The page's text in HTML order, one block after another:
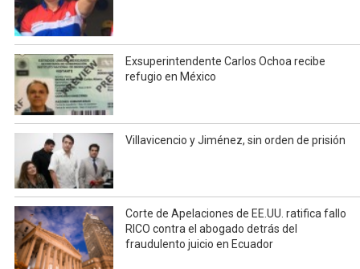
Exsuperintendente Carlos Ochoa recibe
refugio en México
Villavicencio y Jiménez, sin orden de prisión
Corte de Apelaciones de EE.UU. ratifica fallo
RICO contra el abogado detrás del
fraudulento juicio en Ecuador